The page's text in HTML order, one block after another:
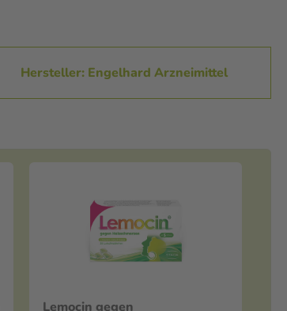
Hersteller: Engelhard Arzneimittel
Lemocin gegen